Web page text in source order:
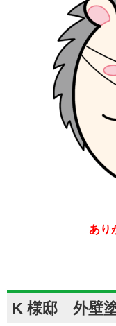
あり
K 様邸 外壁